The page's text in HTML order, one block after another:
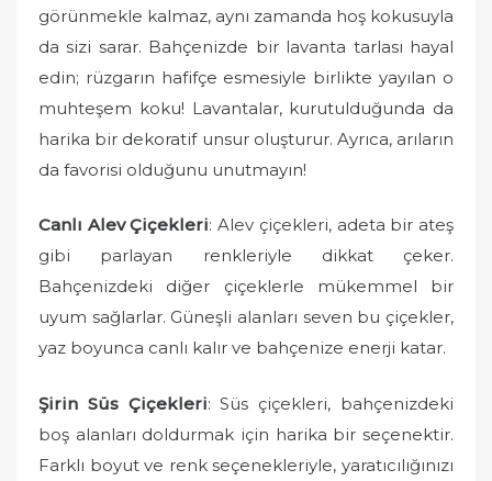
görünmekle kalmaz, aynı zamanda hoş kokusuyla
da sizi sarar. Bahçenizde bir lavanta tarlası hayal
edin; rüzgarın hafifçe esmesiyle birlikte yayılan o
muhteşem koku! Lavantalar, kurutulduğunda da
harika bir dekoratif unsur oluşturur. Ayrıca, arıların
da favorisi olduğunu unutmayın!
Canlı Alev Çiçekleri: Alev çiçekleri, adeta bir ateş
gibi parlayan renkleriyle dikkat çeker.
Bahçenizdeki diğer çiçeklerle mükemmel bir
uyum sağlarlar. Güneşli alanları seven bu çiçekler,
yaz boyunca canlı kalır ve bahçenize enerji katar.
Şirin Süs Çiçekleri: Süs çiçekleri, bahçenizdeki
boş alanları doldurmak için harika bir seçenektir.
Farklı boyut ve renk seçenekleriyle, yaratıcılığınızı